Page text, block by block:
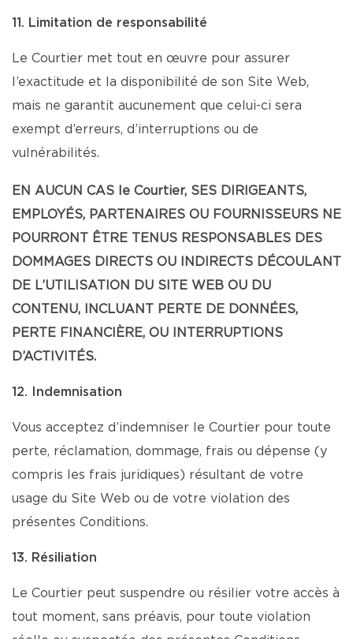
11. Limitation de responsabilité
Le Courtier met tout en œuvre pour assurer
l’exactitude et la disponibilité de son Site Web,
mais ne garantit aucunement que celui-ci sera
exempt d’erreurs, d’interruptions ou de
vulnérabilités.
EN AUCUN CAS le Courtier, SES DIRIGEANTS,
EMPLOYÉS, PARTENAIRES OU FOURNISSEURS NE
POURRONT ÊTRE TENUS RESPONSABLES DES
DOMMAGES DIRECTS OU INDIRECTS DÉCOULANT
DE L’UTILISATION DU SITE WEB OU DU
CONTENU, INCLUANT PERTE DE DONNÉES,
PERTE FINANCIÈRE, OU INTERRUPTIONS
D’ACTIVITÉS.
12. Indemnisation
Vous acceptez d’indemniser le Courtier pour toute
perte, réclamation, dommage, frais ou dépense (y
compris les frais juridiques) résultant de votre
usage du Site Web ou de votre violation des
présentes Conditions.
13. Résiliation
Le Courtier peut suspendre ou résilier votre accès à
tout moment, sans préavis, pour toute violation